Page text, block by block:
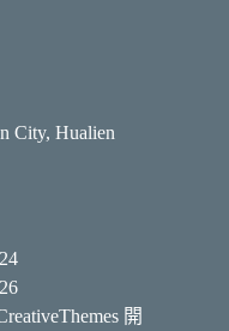
City, Hualien
開